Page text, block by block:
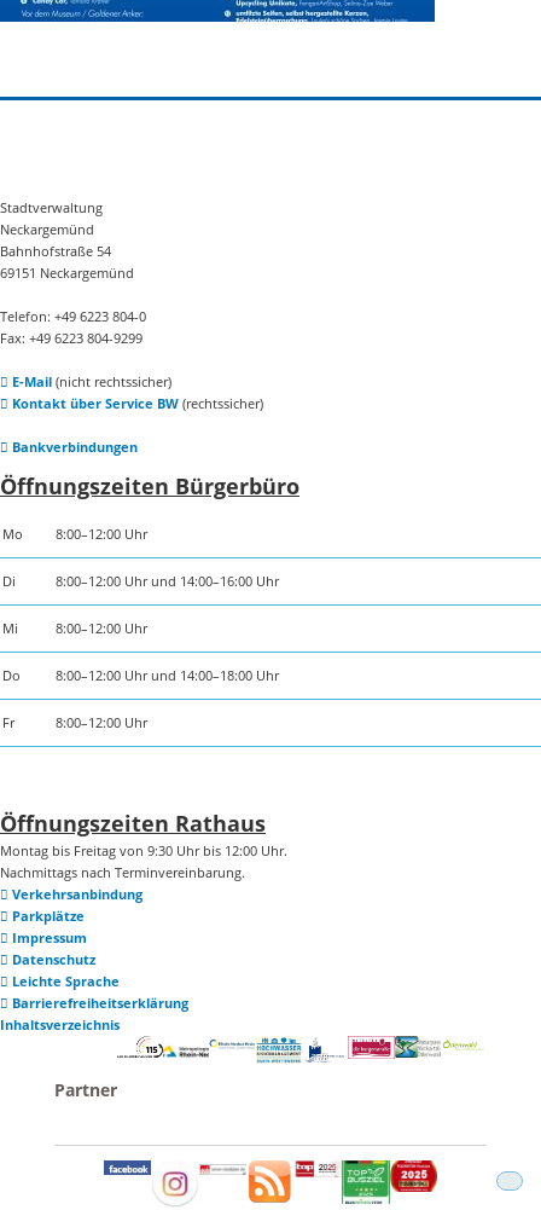
Stadtverwaltung
Neckargemünd
Bahnhofstraße 54
69151 Neckargemünd
Telefon: +49 6223 804-0
Fax: +49 6223 804-9299
E-Mail(nicht rechtssicher)
Kontakt über Service BW(rechtssicher)
Bankverbindungen
Öffnungszeiten Bürgerbüro
Mo 8:00–12:00 Uhr
Di 8:00–12:00 Uhr und 14:00–16:00 Uhr
Mi 8:00–12:00 Uhr
Do 8:00–12:00 Uhr und 14:00–18:00 Uhr
Fr 8:00–12:00 Uhr
Öffnungszeiten Rathaus
Montag bis Freitag von 9:30 Uhr bis 12:00 Uhr.
Nachmittags nach Terminvereinbarung.
Verkehrsanbindung
Parkplätze
Impressum
Datenschutz
Leichte Sprache
Barrierefreiheitserklärung
Inhaltsverzeichnis